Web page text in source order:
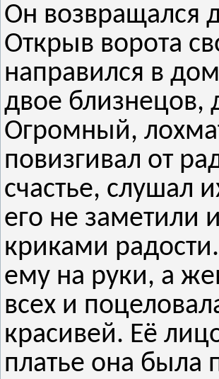
Он возвращался
Открыв ворота
направился в
двое близнецов,
Огромный,
повизгивал от
счастье, слушал
его не заметили
криками
ему на руки, а
всех и
красивей. Её
платье она была